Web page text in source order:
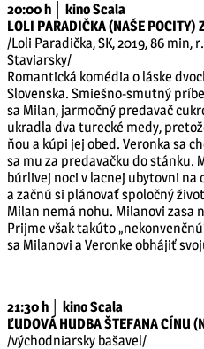
20:00 h │ kino Scala
LOLI PARADIČKA (NAŠE POCITY)
/Loli Paradička, SK, 2019, 86 min,
Staviarsky/
Romantická komédia o láske
Slovenska. Smiešno-smutný
sa Milan, jarmočný predavač
ukradla dva turecké medy,
ňou a kúpi jej obed. Veronka sa
sa mu za predavačku do stánku.
búrlivej noci v lacnej ubytovni na
a začnú si plánovať spoločný
Milan nemá nohu. Milanovi zasa
Prijme však takúto
sa Milanovi a Veronke obhájiť
21:30 h │ kino Scala
ĽUDOVÁ HUDBA ŠTEFANA CÍNU
/východniarsky bašavel/